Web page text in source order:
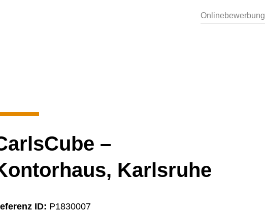
Onlinebewerbung
–
Karlsruhe
ID: P1830007